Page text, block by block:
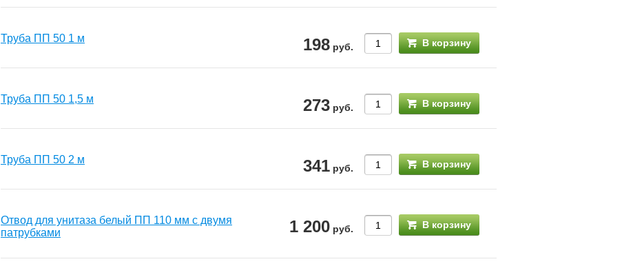
Труба ПП 50 1 м 198 руб. В корзину
Труба ПП 50 1,5 м 273 руб. В корзину
Труба ПП 50 2 м 341 руб. В корзину
Отвод для унитаза белый ПП 110 мм с двумя
патрубками
1 200 руб. В корзину